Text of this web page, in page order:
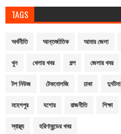
TAGS
অর্থনীতি আন্তর্জাতিক আমার জেলা
খুন খেলার খবর গল্প জেলার খবর
টপ নিউজ টেকনোলজি ঢাকা দুর্ঘটনা
মহেশপুর যশোর রাজনীতি শিক্ষা
স্বাস্থ্য হরিণাকুন্ডের খবর